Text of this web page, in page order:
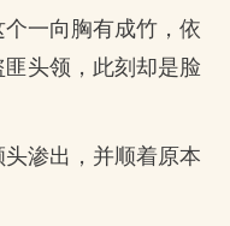
一向胸有成竹，依
头领，此刻却是脸
渗出，并顺着原本